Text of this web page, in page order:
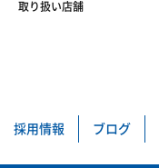
取り扱い店舗
採用情報 ブログ